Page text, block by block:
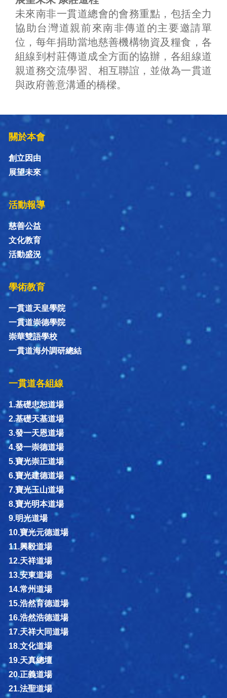
未來南非一貫道總會的會務重點，包括全力
協助台灣道親前來南非傳道的主要邀請單
位，每年捐助當地慈善機構物資及糧食，各
組線到村莊傳道成全方面的協辦，各組線道
親道務交流學習、相互聯誼，並做為一貫道
與政府善意溝通的橋樑。
關於本會
創立因由
展望未來
活動報導
慈善公益
文化教育
活動盛況
學術教育
一貫道天皇學院
一貫道崇德學院
崇華雙語學校
一貫道海外調研總結
一貫道各組線
1.基礎忠恕道場
2.基礎天基道場
3.發一天恩道場
4.發一崇德道場
5.寶光崇正道場
6.寶光建德道場
7.寶光玉山道場
8.寶光明本道場
9.明光道場
10.寶光元德道場
11.興毅道場
12.天祥道場
13.安東道場
14.常州道場
15.浩然育德道場
16.浩然浩德道場
17.天祥大同道場
18.文化道場
19.天真總壇
20.正義道場
21.法聖道場